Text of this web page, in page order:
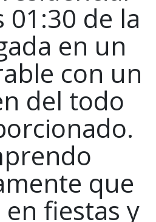
01:30 de la
en un
con un
del todo
que
fiestas y